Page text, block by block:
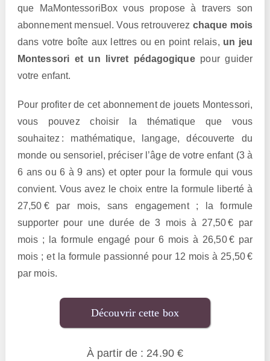
que MaMontessoriBox vous propose à travers son
abonnement mensuel. Vous retrouverez chaque mois
dans votre boîte aux lettres ou en point relais, un jeu
Montessori et un livret pédagogiquepour guider
votre enfant.
Pour profiter de cet abonnement de jouets Montessori,
vous pouvez choisir la thématique que vous
souhaitez : mathématique, langage, découverte du
monde ou sensoriel, préciser l’âge de votre enfant (3 à
6 ans ou 6 à 9 ans) et opter pour la formule qui vous
convient. Vous avez le choix entre la formule liberté à
27,50 € par mois, sans engagement ; la formule
supporter pour une durée de 3 mois à 27,50 € par
mois ; la formule engagé pour 6 mois à 26,50 € par
mois ; et la formule passionné pour 12 mois à 25,50 €
par mois.
Découvrir cette box
À partir de : 24.90 €